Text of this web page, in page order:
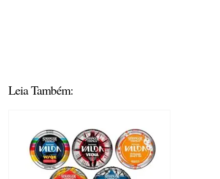
Leia Também: